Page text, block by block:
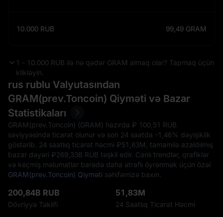
10.000 RUB 99,49 GRAM
1 - 10.000 RUB ilə nə qədər GRAM almaq olar? Tapmaq üçün
klikləyin.
rus rublu Valyutasından
GRAM(prev.Toncoin) Qiyməti və Bazar
Statistikaları
GRAM(prev.Toncoin) (GRAM) hazırda ₽‎ 100,51 RUB
səviyyəsində ticarət olunur və son 24 saatda -1,46% dəyişiklik
göstərib. 24 saatlıq ticarət həcmi ₽‎51,83M, tamamilə azaldılmış
bazar dəyəri ₽‎269,33B RUB təşkil edir. Canlı trendlər, qrafiklər
və keçmiş məlumatlar barədə daha ətraflı öyrənmək üçün özəl
GRAM(prev.Toncoin) Qiyməti səhifəmizə baxın.
200,84B RUB
Dövriyyə Təklifi
51,83M
24 Saatlıq Ticarət Həcmi